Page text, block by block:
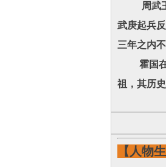
周武王驾
武庚起兵
三年之内不
霍国在霍
祖，其历
【人物